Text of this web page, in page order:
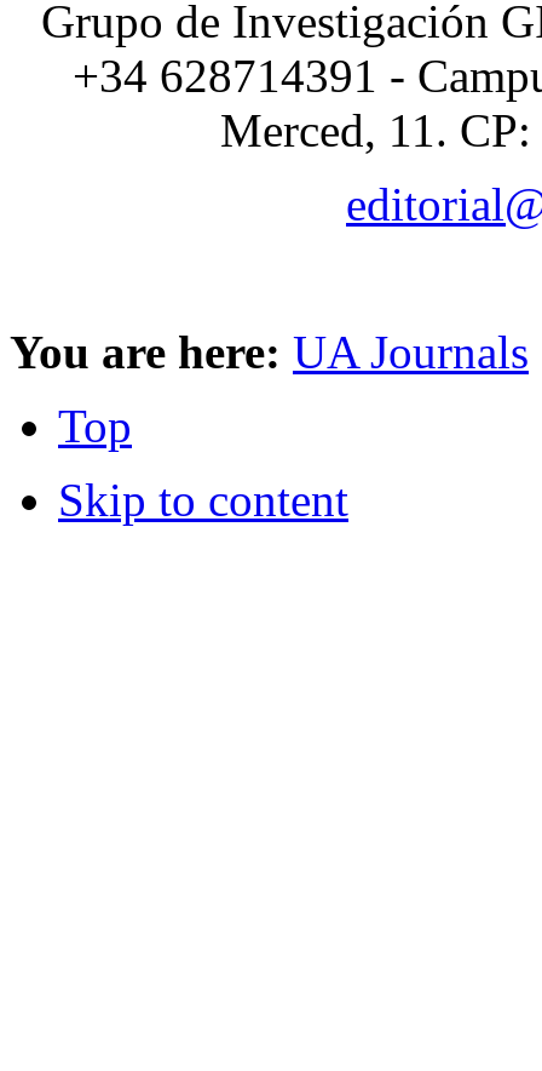
Grupo de Investigación
+34 628714391 -
Merced, 11.
You are here: UA Journals
Top
Skip to content